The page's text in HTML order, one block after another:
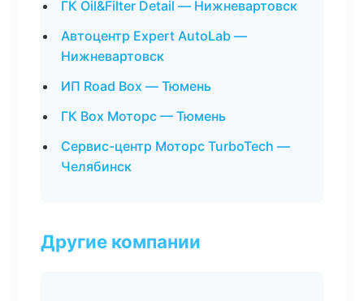
ГК Oil&Filter Detail — Нижневартовск
Автоцентр Expert AutoLab —
Нижневартовск
ИП Road Box — Тюмень
ГК Box Моторс — Тюмень
Сервис-центр Моторс TurboTech —
Челябинск
Другие компании